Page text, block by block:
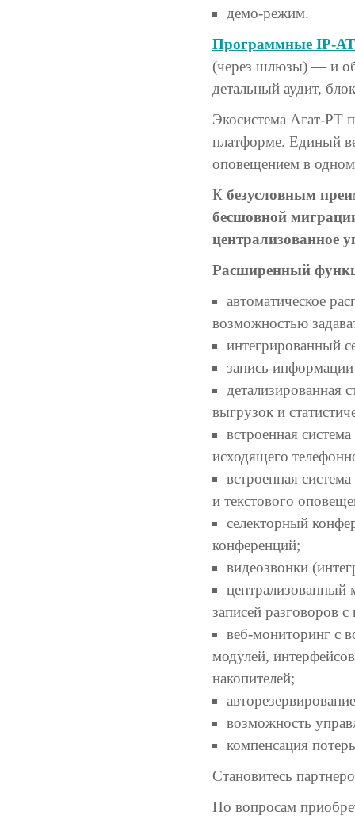
демо-режим.
Программные IP-
(через шлюзы) — и
детальный аудит,
Экосистема Агат-РТ
платформе. Единый
оповещением в
К безусловным
бесшовной
централизованное
Расширенный
автоматическое
возможностью
интегрированный
запись
детализированная
выгрузок и
встроенная
исходящего
встроенная
и текстового
селекторный
конференций;
видеозвонки
централизованный
записей разговоров
веб-мониторинг с
модулей,
накопителей;
возможность
компенсация
Становитесь
По вопросам